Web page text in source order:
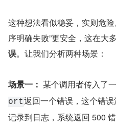
这种想法看似稳妥，实则危险
序明确失败”更安全，这在大
误。让我们分析两种场景：
场景一： 某个调用者传入了
ort返回一个错误，这个错
记录到日志，系统返回 500